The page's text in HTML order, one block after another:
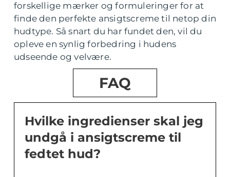
forskellige mærker og formuleringer for at
finde den perfekte ansigtscreme til netop din
hudtype. Så snart du har fundet den, vil du
opleve en synlig forbedring i hudens
udseende og velvære.
FAQ
Hvilke ingredienser skal jeg
undgå i ansigtscreme til
fedtet hud?